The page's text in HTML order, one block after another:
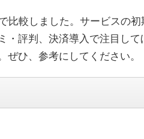
比較しました。サービスの
・評判、決済導入で注目し
ぜひ、参考にしてください。